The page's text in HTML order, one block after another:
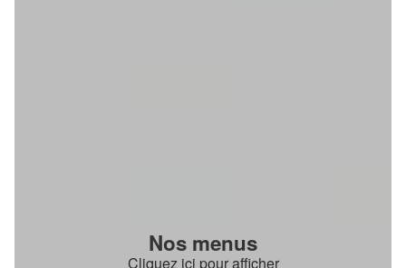
Nos menus
Cliquez ici pour afficher